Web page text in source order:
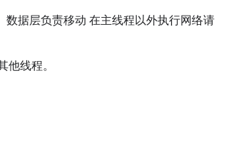
据层负责移动 在主线程以外执行网络请
线程。